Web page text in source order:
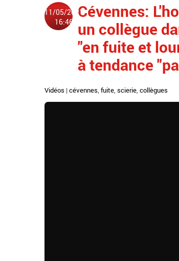
11/05/2021
16:46
Cévennes:
un collègue
"en fuite et
à tendance
Vidéos | cévennes, fuite, scierie, collègues